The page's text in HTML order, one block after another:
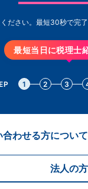
ださい。最短30秒で完了
最短当日に税理士
1 2 3
合わせる方につい
法人の方